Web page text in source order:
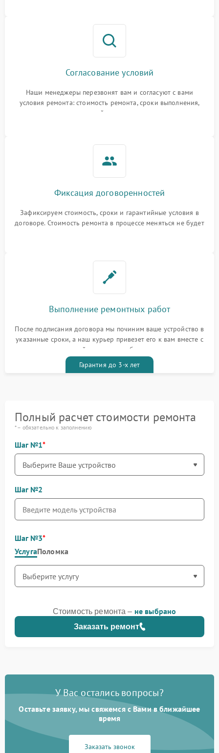
Согласование условий
Наши менеджеры перезвонят вам и согласуют с вами
условия ремонта: стоимость ремонта, сроки выполнения,
гарантийные условия
Фиксация договоренностей
Зафиксируем стоимость, сроки и гарантийные условия в
договоре. Стоимость ремонта в процессе меняться не будет
Выполнение ремонтных работ
После подписания договора мы починим ваше устройство в
указанные сроки, а наш курьер привезет его к вам вместе с
гарантийным талоном бесплатно
Гарантия до 3-х лет
Полный расчет стоимости ремонта
* – обязательно к заполнению
Шаг №1
Шаг №2
Шаг №3
УслугаПоломка
Заказать ремонт
Стоимость ремонта – не выбрано
У Вас остались вопросы?
Оставьте заявку, мы свяжемся с Вами в ближайшее
время
Заказать звонок